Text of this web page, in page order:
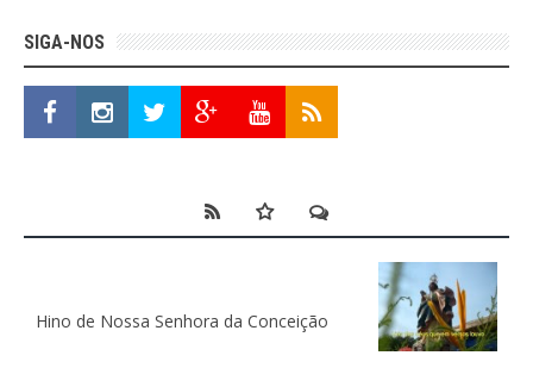
SIGA-NOS
Hino de Nossa Senhora da Conceição